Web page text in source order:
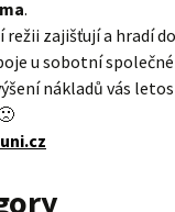
.
režii zajišťují a hradí
u sobotní společné
nákladů vás